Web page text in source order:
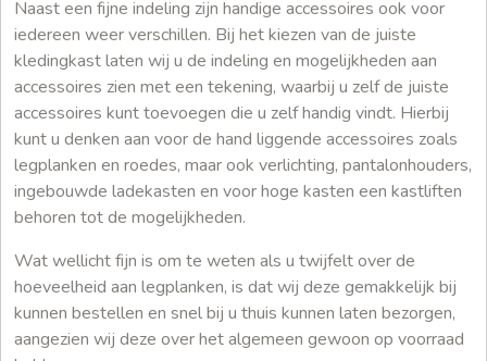
Naast een fijne indeling zijn handige accessoires ook voor
iedereen weer verschillen. Bij het kiezen van de juiste
kledingkast laten wij u de indeling en mogelijkheden aan
accessoires zien met een tekening, waarbij u zelf de juiste
accessoires kunt toevoegen die u zelf handig vindt. Hierbij
kunt u denken aan voor de hand liggende accessoires zoals
legplanken en roedes, maar ook verlichting, pantalonhouders,
ingebouwde ladekasten en voor hoge kasten een kastliften
behoren tot de mogelijkheden.
Wat wellicht fijn is om te weten als u twijfelt over de
hoeveelheid aan legplanken, is dat wij deze gemakkelijk bij
kunnen bestellen en snel bij u thuis kunnen laten bezorgen,
aangezien wij deze over het algemeen gewoon op voorraad